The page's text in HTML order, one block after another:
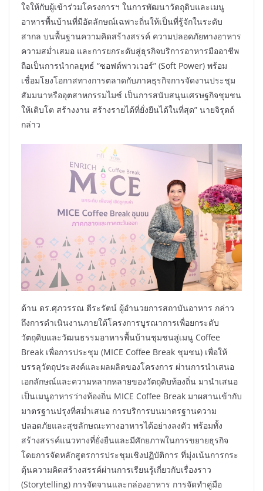
ใจให้กับผู้เข้าร่วมโครงการฯ ในการพัฒนาวัตถุดิบและเมนู
อาหารพื้นบ้านที่มีอัตลักษณ์เฉพาะถิ่นให้เป็นที่รู้จักในระดับ
สากล บนพื้นฐานความคิดสร้างสรรค์ ความปลอดภัยทางอาหาร
ความสม่ำเสมอ และการยกระดับสู่ธุรกิจบริการอาหารมืออาชีพ
ถือเป็นการนำกลยุทธ์ “ซอฟต์พาวเวอร์” (Soft Power) พร้อม
เชื่อมโยงโอกาสทางการตลาดกับภาคธุรกิจการจัดงานประชุม
สัมมนาหรืออุตสาหกรรมไมซ์ เป็นการสนับสนุนเศรษฐกิจชุมชน
ให้เติบโต สร้างงาน สร้างรายได้ที่ยั่งยืนได้ในที่สุด” นายจิรุตถ์
กล่าว
ด้าน ดร.ศุภวรรณ ตีระรัตน์ ผู้อำนวยการสถาบันอาหาร กล่าว
ถึงการดำเนินงานภายใต้โครงการบูรณาการเพื่อยกระดับ
วัตถุดิบและวัฒนธรรมอาหารพื้นบ้านชุมชนสู่เมนู Coffee
Break เพื่อการประชุม (MICE Coffee Break ชุมชน) เพื่อให้
บรรลุวัตถุประสงค์และผลผลิตของโครงการ ผ่านการนำเสนอ
เอกลักษณ์และความหลากหลายของวัตถุดิบท้องถิ่น มานำเสนอ
เป็นเมนูอาหารว่างท้องถิ่น MICE Coffee Break มาผสานเข้ากับ
มาตรฐานปรุงที่สม่ำเสนอ การบริการบนมาตรฐานความ
ปลอดภัยและสุขลักษณะทางอาหารได้อย่างลงตัว พร้อมทั้ง
สร้างสรรค์แนวทางที่ยั่งยืนและมีศักยภาพในการขยายธุรกิจ
โดยการจัดหลักสูตรการประชุมเชิงปฏิบัติการ ที่มุ่งเน้นการกระ
ตุ้นความคิดสร้างสรรค์ผ่านการเรียนรู้เกี่ยวกับเรื่องราว
(Storytelling) การจัดจานและกล่องอาหาร การจัดทำคู่มือ